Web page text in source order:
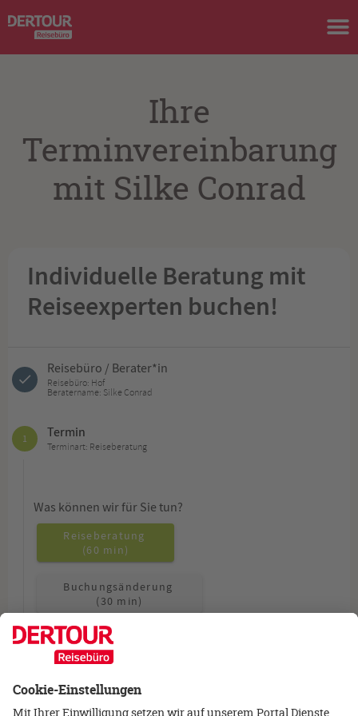
Ihre
Terminvereinbarung
mit Silke Conrad
Individuelle Beratung mit
Reiseexperten buchen!
Reisebüro / Berater*in
Reisebüro: Hof
Beratername: Silke Conrad
1 Termin
Terminart: Reiseberatung
Was können wir für Sie tun?
Reiseberatung
(60 min)
Buchungsänderung
(30 min)
Allgemeine Fragen
(15 min)
Wie möchten Sie beraten werden?